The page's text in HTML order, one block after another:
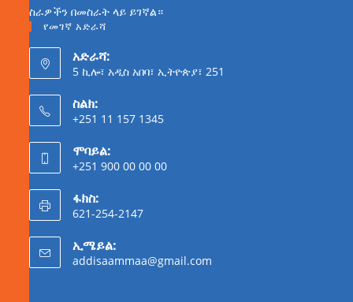
ስራዎችን በመስራት ላይ ይገኛል።
የመገኛ አድራሻ
አድራሻ:
5 ኪሎ፣ አዲስ አበባ፣ ኢትዮጵያ፣ 251
ስልክ:
+251 11 157 1345
ሞባይል:
+251 900 00 00 00
ፋክስ:
621-254-2147
ኢሜይል:
addisaammaa@gmail.com